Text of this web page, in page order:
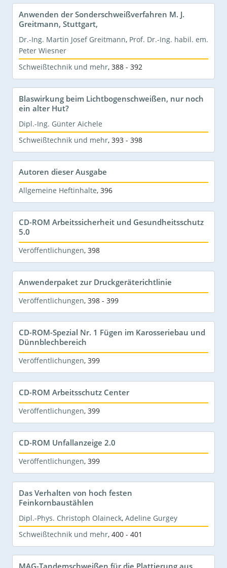
Anwenden der Sonderschweißverfahren M. J.
Greitmann, Stuttgart,
Dr.-Ing. Martin Josef Greitmann, Prof. Dr.-Ing. habil. em.
Peter Wiesner
Schweißtechnik und mehr, 388 - 392
Blaswirkung beim Lichtbogenschweißen, nur noch
ein alter Hut?
Dipl.-Ing. Günter Aichele
Schweißtechnik und mehr, 393 - 398
Autoren dieser Ausgabe
Allgemeine Heftinhalte, 396
CD-ROM Arbeitssicherheit und Gesundheitsschutz
5.0
Veröffentlichungen, 398
Anwenderpaket zur Druckgeräterichtlinie
Veröffentlichungen, 398 - 399
CD-ROM-Spezial Nr. 1 Fügen im Karosseriebau und
Dünnblechbereich
Veröffentlichungen, 399
CD-ROM Arbeitsschutz Center
Veröffentlichungen, 399
CD-ROM Unfallanzeige 2.0
Veröffentlichungen, 399
Das Verhalten von hoch festen
Feinkornbaustählen
Dipl.-Phys. Christoph Olaineck, Adeline Gurgey
Schweißtechnik und mehr, 400 - 401
MAG-Tandemschweißen für die Plattierung aus